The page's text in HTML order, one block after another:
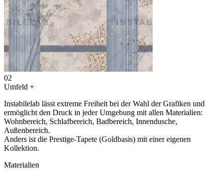
02
Umfeld +
Instabilelab lässt extreme Freiheit bei der Wahl der Grafiken und
ermöglicht den Druck in jeder Umgebung mit allen Materialien:
Wohnbereich, Schlafbereich, Badbereich, Innendusche,
Außenbereich.
Anders ist die Prestige-Tapete (Goldbasis) mit einer eigenen
Kollektion.
Materialien